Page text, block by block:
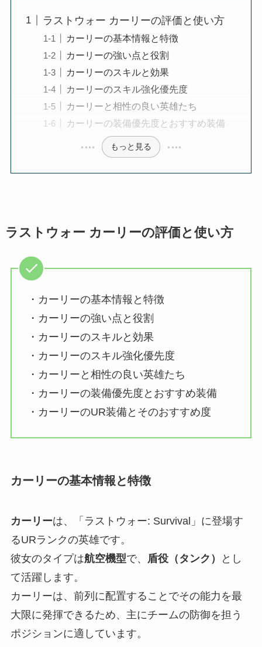
ラストウォー カーリーの評価と使い方
カーリーの基本情報と特徴
カーリーの強い点と役割
カーリーのスキルと効果
カーリーのスキル強化優先度
カーリーと相性の良い英雄たち
カーリーの装備優先度とおすすめ装備
もっと見る
ラストウォー カーリーの評価と使い方
・カーリーの基本情報と特徴
・カーリーの強い点と役割
・カーリーのスキルと効果
・カーリーのスキル強化優先度
・カーリーと相性の良い英雄たち
・カーリーの装備優先度とおすすめ装備
・カーリーのUR装備とそのおすすめ度
カーリーの基本情報と特徴
カーリーは、「ラストウォー: Survival」に登場す
るURランクの英雄です。
彼女のタイプは航空機型で、 盾役（タンク）
とし
て活躍します。
カーリーは、前列に配置することでその能力を最
大限に発揮できるため、主にチームの防御を担う
ポジションに適しています。